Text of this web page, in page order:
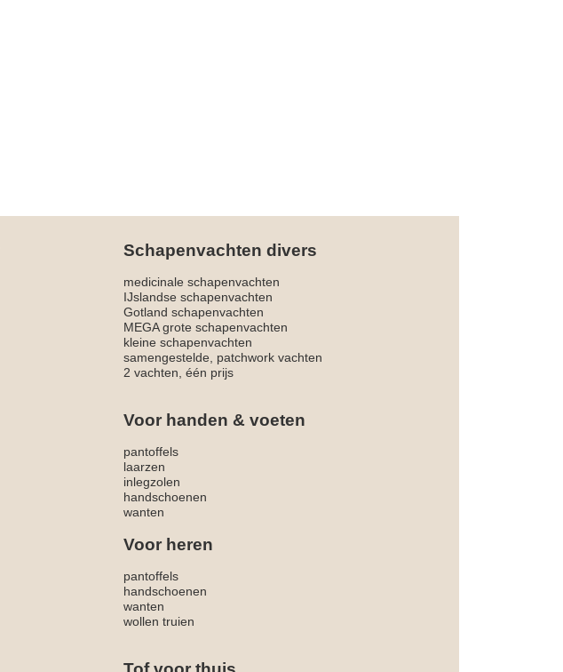
Schapenvachten divers
medicinale schapenvachten
IJslandse schapenvachten
Gotland schapenvachten
MEGA grote schapenvachten
kleine schapenvachten
samengestelde, patchwork vachten
2 vachten, één prijs
Voor handen & voeten
pantoffels
laarzen
inlegzolen
handschoenen
wanten
Voor heren
pantoffels
handschoenen
wanten
wollen truien